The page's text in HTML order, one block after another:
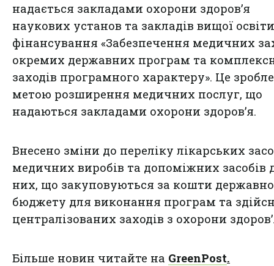
надається закладами охорони здоровʼя
наукових установ та закладів вищої
фінансування «Забезпечення медичних
окремих державних програм та
заходів програмного характеру». Це
метою розширення медичних послуг, що
надаються закладами охорони здоров’я.
Внесено зміни до переліку лікарських
медичних виробів та допоміжних засобів
них, що закуповуються за кошти
бюджету для виконання програм та
централізованих заходів з охорони
Більше новин читайте на GreenPost.